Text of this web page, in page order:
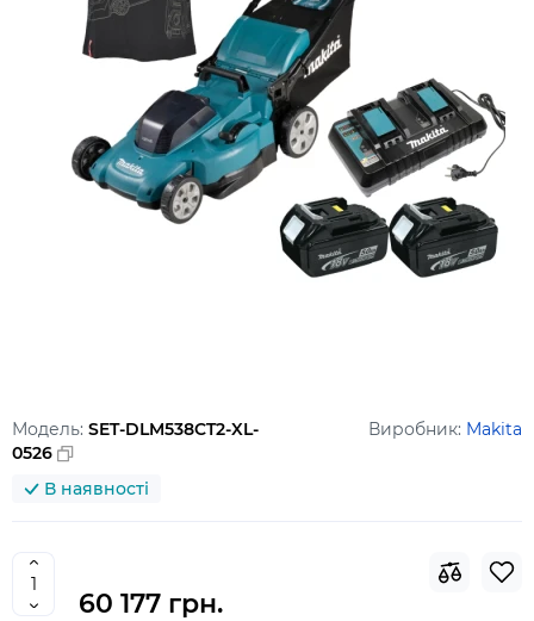
Модель: SET-DLM538CT2-XL-
0526
Виробник: Makita
В наявності
60 177 грн.